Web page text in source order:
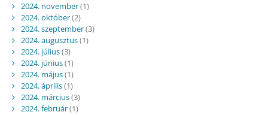
2024. november(1)
2024. október(2)
2024. szeptember(3)
2024. augusztus(1)
2024. július(3)
2024. június(1)
2024. május(1)
2024. április(1)
2024. március(3)
2024. február(1)